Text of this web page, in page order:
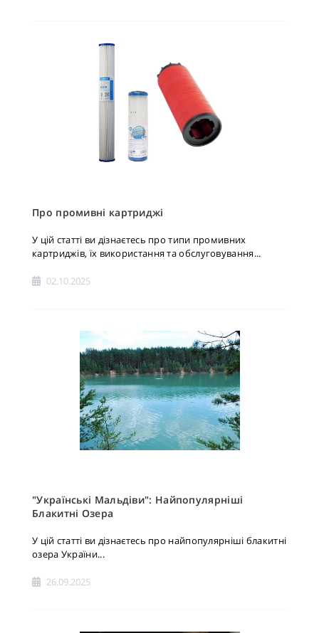
Про промивні картриджі
У цій статті ви дізнаєтесь про типи промивних
картриджів, їх використання та обслуговування...
02.10.2025
"Українські Мальдіви": Найпопулярніші
Блакитні Озера
У цій статті ви дізнаєтесь про найпопулярніші блакитні
озера України...
26.09.2025